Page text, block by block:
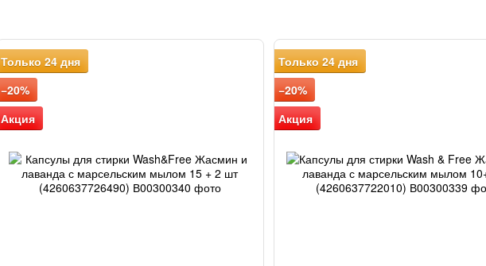
Только 24 дня
−20%
Акция
Только 24 дня
−20%
Акция